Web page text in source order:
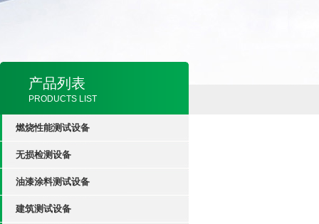
产品列表
PRODUCTS LIST
燃烧性能测试设备
无损检测设备
油漆涂料测试设备
建筑测试设备